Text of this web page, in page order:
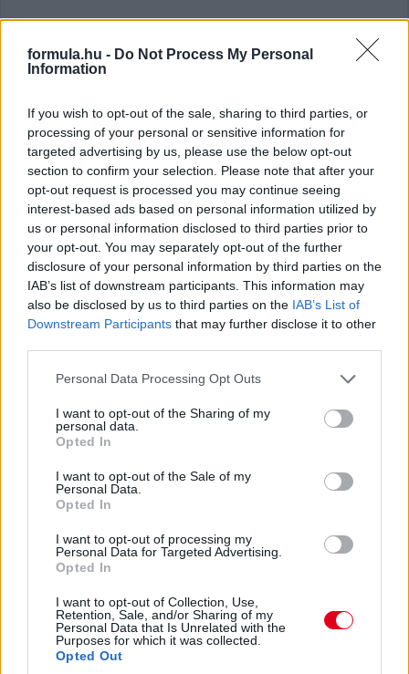
formula.hu - Do Not Process My Personal
Information
If you wish to opt-out of the sale, sharing to third parties, or
processing of your personal or sensitive information for
targeted advertising by us, please use the below opt-out
section to confirm your selection. Please note that after your
opt-out request is processed you may continue seeing
interest-based ads based on personal information utilized by
us or personal information disclosed to third parties prior to
your opt-out. You may separately opt-out of the further
disclosure of your personal information by third parties on the
IAB’s list of downstream participants. This information may
also be disclosed by us to third parties on the IAB’s List of
Downstream Participants that may further disclose it to other
Please note that this website/app uses one or more Google
not limited to your visit or usage behaviour. You may click to
grant or deny consent to Google and its third-party tags to
use your data for below specified purposes in below Google
consent section.
Personal Data Processing Opt Outs
I want to opt-out of the Sharing of my
personal data.
Opted In
I want to opt-out of the Sale of my
Personal Data.
Opted In
I want to opt-out of processing my
Personal Data for Targeted Advertising.
Opted In
I want to opt-out of Collection, Use,
Retention, Sale, and/or Sharing of my
Personal Data that Is Unrelated with the
Purposes for which it was collected.
Opted Out
14:53
A hátsó gumikat le tudták ugyan cserélni, de megint
ugrálni kellett az autón, mert az emelő, az bizony továbbra
14:53
Hajjajj... A #31-es kerékcserén. Vajon most sima
lesz?
14:46
A PR1 Mathiasen azóta sem jött ki, hivatalosan nem
estek ki, de semmi jele nincs annak, hogy ez az autó még
megmozdulna. Maradtak 45-en.
Egyre közelebb az eső. Egyre-egyre közelebb.
Akárhogy számolom, a két WRT-nek még két-két
kiállása lesz, hacsak nem jön egy hosszabb megszakítás,
Brundle hozza majd a célba a P2 5-6. helyéért
harcoló lengyel autót. Nagyon szép versenyt teljesített az
Inter Europol, minden elismerést megérdemelnek.